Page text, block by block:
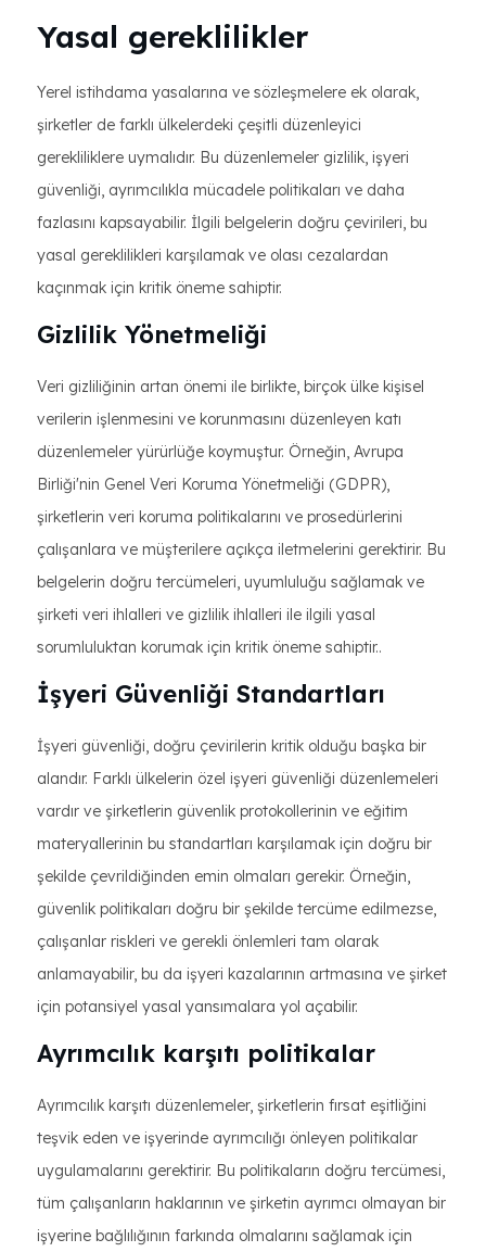
Yasal gereklilikler
Yerel istihdama yasalarına ve sözleşmelere ek olarak,
şirketler de farklı ülkelerdeki çeşitli düzenleyici
gerekliliklere uymalıdır. Bu düzenlemeler gizlilik, işyeri
güvenliği, ayrımcılıkla mücadele politikaları ve daha
fazlasını kapsayabilir. İlgili belgelerin doğru çevirileri, bu
yasal gereklilikleri karşılamak ve olası cezalardan
kaçınmak için kritik öneme sahiptir.
Gizlilik Yönetmeliği
Veri gizliliğinin artan önemi ile birlikte, birçok ülke kişisel
verilerin işlenmesini ve korunmasını düzenleyen katı
düzenlemeler yürürlüğe koymuştur. Örneğin, Avrupa
Birliği'nin Genel Veri Koruma Yönetmeliği (GDPR),
şirketlerin veri koruma politikalarını ve prosedürlerini
çalışanlara ve müşterilere açıkça iletmelerini gerektirir. Bu
belgelerin doğru tercümeleri, uyumluluğu sağlamak ve
şirketi veri ihlalleri ve gizlilik ihlalleri ile ilgili yasal
sorumluluktan korumak için kritik öneme sahiptir..
İşyeri Güvenliği Standartları
İşyeri güvenliği, doğru çevirilerin kritik olduğu başka bir
alandır. Farklı ülkelerin özel işyeri güvenliği düzenlemeleri
vardır ve şirketlerin güvenlik protokollerinin ve eğitim
materyallerinin bu standartları karşılamak için doğru bir
şekilde çevrildiğinden emin olmaları gerekir. Örneğin,
güvenlik politikaları doğru bir şekilde tercüme edilmezse,
çalışanlar riskleri ve gerekli önlemleri tam olarak
anlamayabilir, bu da işyeri kazalarının artmasına ve şirket
için potansiyel yasal yansımalara yol açabilir.
Ayrımcılık karşıtı politikalar
Ayrımcılık karşıtı düzenlemeler, şirketlerin fırsat eşitliğini
teşvik eden ve işyerinde ayrımcılığı önleyen politikalar
uygulamalarını gerektirir. Bu politikaların doğru tercümesi,
tüm çalışanların haklarının ve şirketin ayrımcı olmayan bir
işyerine bağlılığının farkında olmalarını sağlamak için